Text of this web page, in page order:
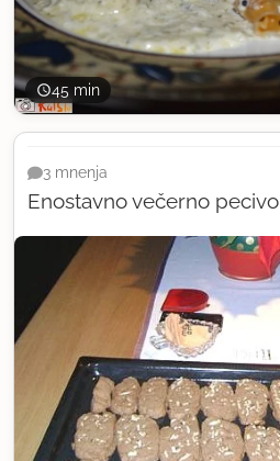
45 min
Enostavno večerno pecivo
3 mnenja